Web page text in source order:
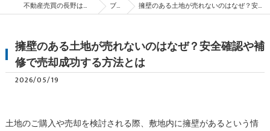
不動産売買の長野は長野土地開発株式会社 ブログ 擁壁のある土地が売れないのはなぜ？安全確認や補修で売却成功する方法とは
擁壁のある土地が売れないのはなぜ？安全確認や補
修で売却成功する方法とは
2026/05/19
土地のご購入や売却を検討される際、敷地内に擁壁があるという情